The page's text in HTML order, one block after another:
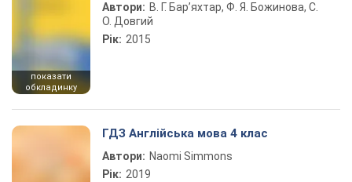
показати
обкладинку
Автори: В. Г. Бар’яхтар, Ф. Я. Божинова, С.
О. Довгий
Рік: 2015
ГДЗ Англійська мова 4 клас
Автори: Naomi Simmons
Рік: 2019